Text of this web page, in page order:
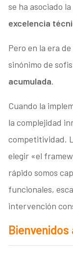
se ha asociado la
excelencia
Pero en la era
sinónimo de
acumulada.
Cuando la
la complejidad
competitividad.
elegir «el
rápido somos
funcionales,
intervención